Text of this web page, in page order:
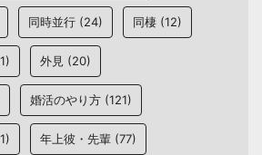
同時並行 (24) 同棲 (12)
外見 (20)
婚活のやり方 (121)
年上彼・先輩 (77)